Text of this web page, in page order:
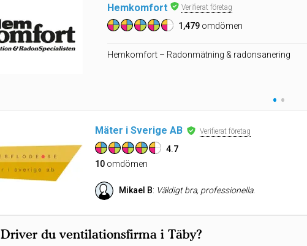
Hemkomfort Verifierat företag
1,479 omdömen
Hemkomfort – Radonmätning & radonsanering
• •
Mäter i Sverige AB Verifierat företag
4.7
10 omdömen
Mikael B: Väldigt bra, professionella.
Driver du ventilationsfirma i Täby?